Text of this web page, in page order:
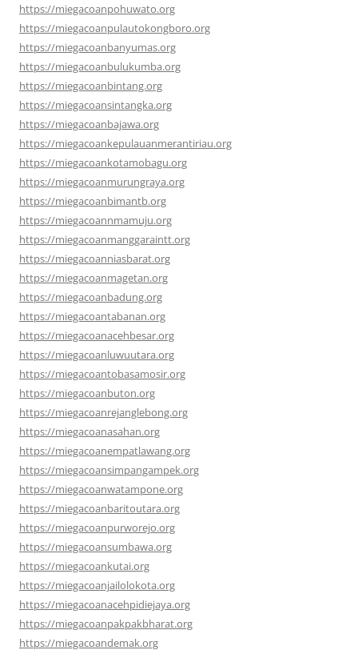
https://miegacoanpohuwato.org
https://miegacoanpulautokongboro.org
https://miegacoanbanyumas.org
https://miegacoanbulukumba.org
https://miegacoanbintang.org
https://miegacoansintangka.org
https://miegacoanbajawa.org
https://miegacoankepulauanmerantiriau.org
https://miegacoankotamobagu.org
https://miegacoanmurungraya.org
https://miegacoanbimantb.org
https://miegacoannmamuju.org
https://miegacoanmanggaraintt.org
https://miegacoanniasbarat.org
https://miegacoanmagetan.org
https://miegacoanbadung.org
https://miegacoantabanan.org
https://miegacoanacehbesar.org
https://miegacoanluwuutara.org
https://miegacoantobasamosir.org
https://miegacoanbuton.org
https://miegacoanrejanglebong.org
https://miegacoanasahan.org
https://miegacoanempatlawang.org
https://miegacoansimpangampek.org
https://miegacoanwatampone.org
https://miegacoanbaritoutara.org
https://miegacoanpurworejo.org
https://miegacoansumbawa.org
https://miegacoankutai.org
https://miegacoanjailolokota.org
https://miegacoanacehpidiejaya.org
https://miegacoanpakpakbharat.org
https://miegacoandemak.org